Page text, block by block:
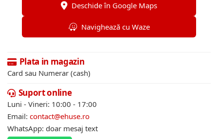
Deschide în Google Maps
Navighează cu Waze
Plata in magazin
Card sau Numerar (cash)
Suport online
Luni - Vineri: 10:00 - 17:00
Email: contact@ehuse.ro
WhatsApp: doar mesaj text